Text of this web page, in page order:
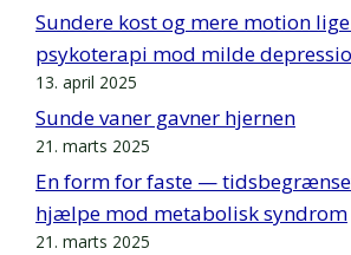
Sundere kost og mere motion
psykoterapi mod milde
13. april 2025
Sunde vaner gavner hjernen
21. marts 2025
En form for faste —
hjælpe mod metabolisk syndrom
21. marts 2025